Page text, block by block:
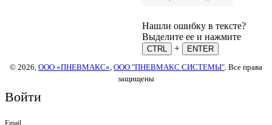
Нашли ошибку в тексте?
Выделите ее и нажмите
CTRL +
ENTER
© 2026, ООО «ПНЕВМАКС» ООО "ПНЕВМАКС СИСТЕМЫ" . Все права
защищены
Войти
Email